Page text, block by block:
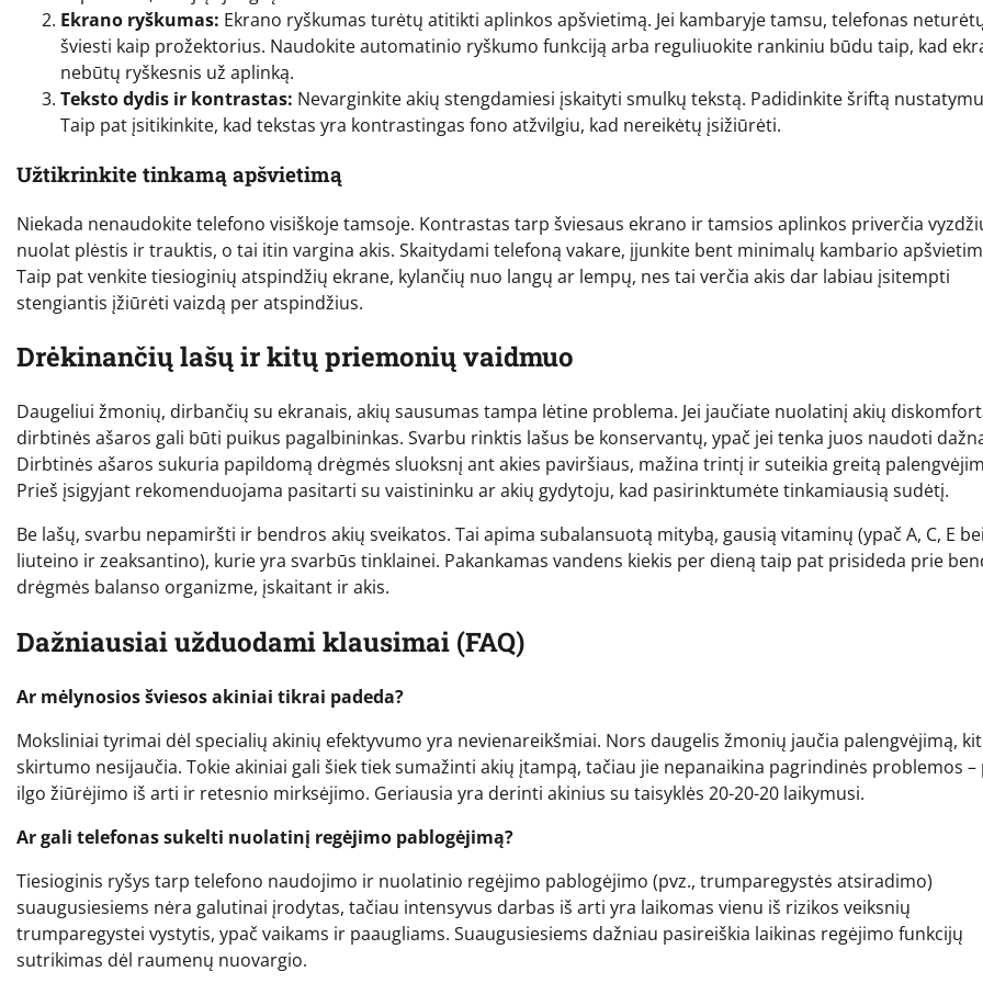
Ekrano ryškumas: Ekrano ryškumas turėtų atitikti aplinkos apšvietimą. Jei kambaryje tamsu, telefonas
šviesti kaip prožektorius. Naudokite automatinio ryškumo funkciją arba reguliuokite rankiniu būdu taip, kad
nebūtų ryškesnis už aplinką.
Teksto dydis ir kontrastas: Nevarginkite akių stengdamiesi įskaityti smulkų tekstą. Padidinkite šriftą
Taip pat įsitikinkite, kad tekstas yra kontrastingas fono atžvilgiu, kad nereikėtų įsižiūrėti.
Užtikrinkite tinkamą apšvietimą
Niekada nenaudokite telefono visiškoje tamsoje. Kontrastas tarp šviesaus ekrano ir tamsios aplinkos priverčia
nuolat plėstis ir trauktis, o tai itin vargina akis. Skaitydami telefoną vakare, įjunkite bent minimalų kambario
Taip pat venkite tiesioginių atspindžių ekrane, kylančių nuo langų ar lempų, nes tai verčia akis dar labiau įsitempti
stengiantis įžiūrėti vaizdą per atspindžius.
Drėkinančių lašų ir kitų priemonių vaidmuo
Daugeliui žmonių, dirbančių su ekranais, akių sausumas tampa lėtine problema. Jei jaučiate nuolatinį akių
dirbtinės ašaros gali būti puikus pagalbininkas. Svarbu rinktis lašus be konservantų, ypač jei tenka juos naudoti
Dirbtinės ašaros sukuria papildomą drėgmės sluoksnį ant akies paviršiaus, mažina trintį ir suteikia greitą
Prieš įsigyjant rekomenduojama pasitarti su vaistininku ar akių gydytoju, kad pasirinktumėte tinkamiausią sudėtį.
Be lašų, svarbu nepamiršti ir bendros akių sveikatos. Tai apima subalansuotą mitybą, gausią vitaminų (ypač A, C, E bei
liuteino ir zeaksantino), kurie yra svarbūs tinklainei. Pakankamas vandens kiekis per dieną taip pat prisideda prie
drėgmės balanso organizme, įskaitant ir akis.
Dažniausiai užduodami klausimai (FAQ)
Ar mėlynosios šviesos akiniai tikrai padeda?
Moksliniai tyrimai dėl specialių akinių efektyvumo yra nevienareikšmiai. Nors daugelis žmonių jaučia palengvėjimą,
skirtumo nesijaučia. Tokie akiniai gali šiek tiek sumažinti akių įtampą, tačiau jie nepanaikina pagrindinės problemos –
ilgo žiūrėjimo iš arti ir retesnio mirksėjimo. Geriausia yra derinti akinius su taisyklės 20-20-20 laikymusi.
Ar gali telefonas sukelti nuolatinį regėjimo pablogėjimą?
Tiesioginis ryšys tarp telefono naudojimo ir nuolatinio regėjimo pablogėjimo (pvz., trumparegystės atsiradimo)
suaugusiesiems nėra galutinai įrodytas, tačiau intensyvus darbas iš arti yra laikomas vienu iš rizikos veiksnių
trumparegystei vystytis, ypač vaikams ir paaugliams. Suaugusiesiems dažniau pasireiškia laikinas regėjimo funkcijų
sutrikimas dėl raumenų nuovargio.